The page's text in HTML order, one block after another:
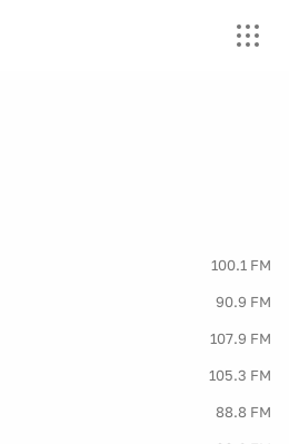
100.1 FM
90.9 FM
107.9 FM
105.3 FM
88.8 FM